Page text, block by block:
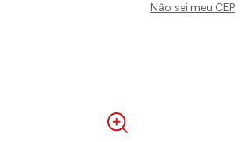
Não sei meu CEP